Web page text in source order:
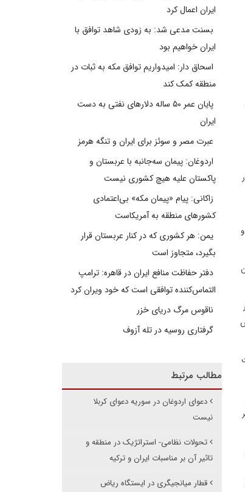
ایران اعمال کرد
بسنت مدعی شد: به زودی شاهد توافق با
ایران خواهیم بود
اسحاق دار: امیدواریم توافق مکه به ثبات در
منطقه کمک کند
پایان عمر ۵۰ ساله دلارهای نفتی به دست
ایران
عبرت مصر و سوئز برای ایران و تنگه هرمز
اردوغان: پیمان سه‌جانبه با عربستان و
پاکستان علیه هیچ کشوری نیست
زاکانی: پیام «پیمان مکه» بی‌اعتمادی
کشورهای منطقه به آمریکاست
یمن: هر کشوری که در کنار عربستان قرار
بگیرد، متجاوز است
دفتر حفاظت منافع ایران در قاهره: ترامپ
التماس‌کننده توافقی است که خود ویران کرد
ناقوس مرگ دریای خزر
گرفتاری روسیه در تله آزوف
مطالب مرتبط
دعوای اردوغان در سوریه دعوای کربلا
نیست
تحولات نظامی- استراتژیک در منطقه و
تاثیر آن بر مناسبات ایران و ترکیه
قطار میانجیگری در ایستگاه ریاض